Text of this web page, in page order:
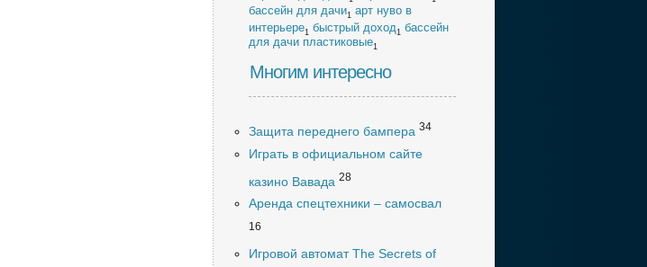
бассейн для дачи1 арт нуво в
интерьере1 быстрый доход1 бассейн
для дачи пластиковые1
Многим интересно
Защита переднего бампера 34
Играть в официальном сайте
казино Вавада 28
Аренда спецтехники – самосвал
16
Игровой автомат The Secrets of